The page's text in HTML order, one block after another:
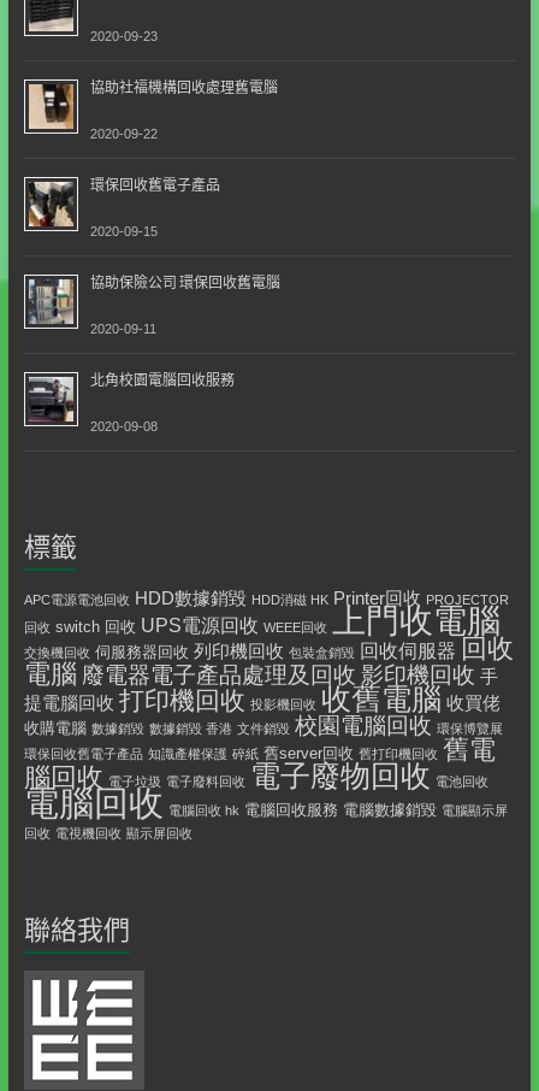
2020-09-23
協助社福機構回收處理舊電腦
2020-09-22
環保回收舊電子產品
2020-09-15
協助保險公司 環保回收舊電腦
2020-09-11
北角校園電腦回收服務
2020-09-08
標籤
APC電源電池回收 HDD數據銷毀 HDD消磁 HK Printer回收 PROJECTOR
回收 switch 回收 UPS電源回收 WEEE回收 上門收電腦
交換機回收 伺服務器回收 列印機回收 包裝盒銷毀 回收伺服器 回收
電腦 廢電器電子產品處理及回收 影印機回收 手
提電腦回收 打印機回收 投影機回收 收舊電腦 收買佬
收購電腦 數據銷毀 數據銷毀 香港 文件銷毀 校園電腦回收 環保博覽展
環保回收舊電子產品 知識產權保護 碎紙 舊server回收 舊打印機回收 舊電
腦回收 電子垃圾 電子廢料回收 電子廢物回收 電池回收
電腦回收 電腦回收 hk 電腦回收服務 電腦數據銷毀 電腦顯示屏
回收 電視機回收 顯示屏回收
聯絡我們